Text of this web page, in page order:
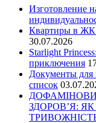
Изготовление
Квартиры в ЖК
30.07.2026
Starlight
приключения
Документы для
список
ЗДОРОВ’Я: